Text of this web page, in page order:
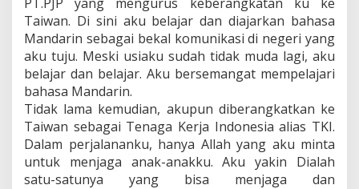
Taiwan. Di sini aku belajar dan diajarkan bahasa
Mandarin sebagai bekal komunikasi di negeri yang
aku tuju. Meski usiaku sudah tidak muda lagi, aku
belajar dan belajar. Aku bersemangat mempelajari
bahasa Mandarin.
Tidak lama kemudian, akupun diberangkatkan ke
Taiwan sebagai Tenaga Kerja Indonesia alias TKI.
Dalam perjalananku, hanya Allah yang aku minta
untuk menjaga anak-anakku. Aku yakin Dialah
satu-satunya yang bisa menjaga dan